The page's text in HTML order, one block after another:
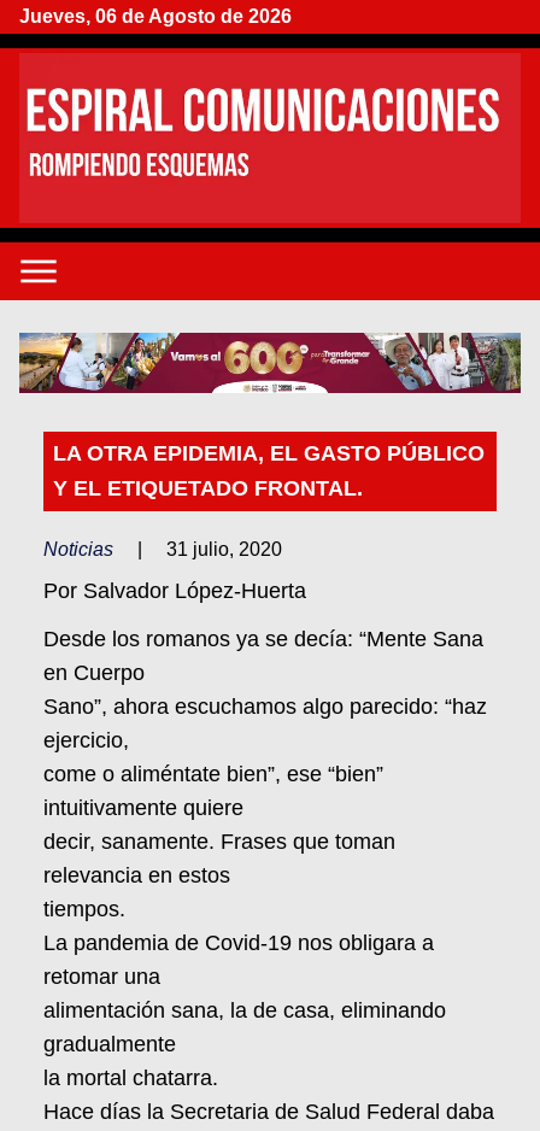
Jueves, 06 de Agosto de 2026
LA OTRA EPIDEMIA, EL GASTO PÚBLICO
Y EL ETIQUETADO FRONTAL.
Noticias 31 julio, 2020
Por Salvador López-Huerta
Desde los romanos ya se decía: “Mente Sana
en Cuerpo
Sano”, ahora escuchamos algo parecido: “haz
ejercicio,
come o aliméntate bien”, ese “bien”
intuitivamente quiere
decir, sanamente. Frases que toman
relevancia en estos
tiempos.
La pandemia de Covid-19 nos obligara a
retomar una
alimentación sana, la de casa, eliminando
gradualmente
la mortal chatarra.
Hace días la Secretaria de Salud Federal daba